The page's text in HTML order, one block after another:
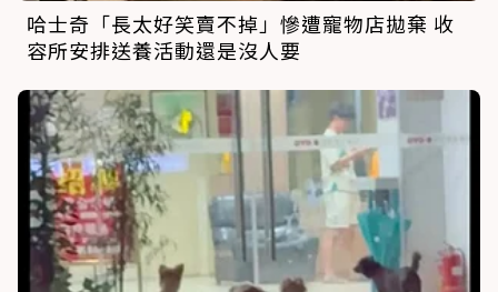
哈士奇「長太好笑賣不掉」慘遭寵物店拋棄 收
容所安排送養活動還是沒人要